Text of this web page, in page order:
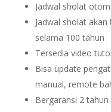
Jadwal sholat
Jadwal sholat
selama 100 tahun
Tersedia video
Bisa update
manual, remote
Bergaransi 2 tahun